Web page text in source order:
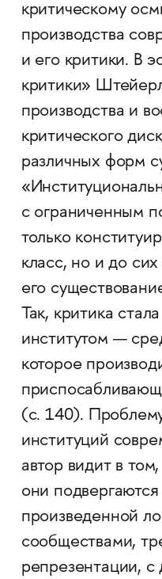
критическому
производства
и его критики. В
критики»
производства и
критического
различных форм
с ограниченным
только
класс, но и до
его
Так, критика
институтом —
которое
(с. 140).
институций
автор видит в
они
произведенной
сообществами,
репрезентации,